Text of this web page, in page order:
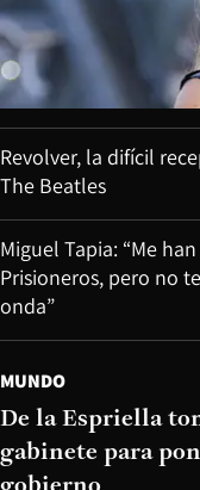
Revolver, la difícil
The Beatles
Miguel Tapia: “Me
Prisioneros, pero no
onda”
MUNDO
De la Espriella
gabinete para